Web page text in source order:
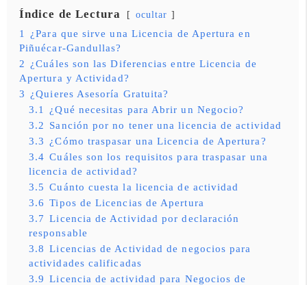
Índice de Lectura ocultar
1
¿Para que sirve una Licencia de Apertura en
Piñuécar-Gandullas?
2 ¿Cuáles son las Diferencias entre Licencia de
Apertura y Actividad?
3 ¿Quieres Asesoría Gratuita?
3.1
¿Qué necesitas para Abrir un Negocio?
3.2 Sanción por no tener una licencia de actividad
3.3 ¿Cómo traspasar una Licencia de Apertura?
3.4 Cuáles son los requisitos para traspasar una
licencia de actividad?
3.5 Cuánto cuesta la licencia de actividad
3.6 Tipos de Licencias de Apertura
3.7 Licencia de Actividad por declaración
responsable
3.8 Licencias de Actividad de negocios para
actividades calificadas
3.9 Licencia de actividad para Negocios de